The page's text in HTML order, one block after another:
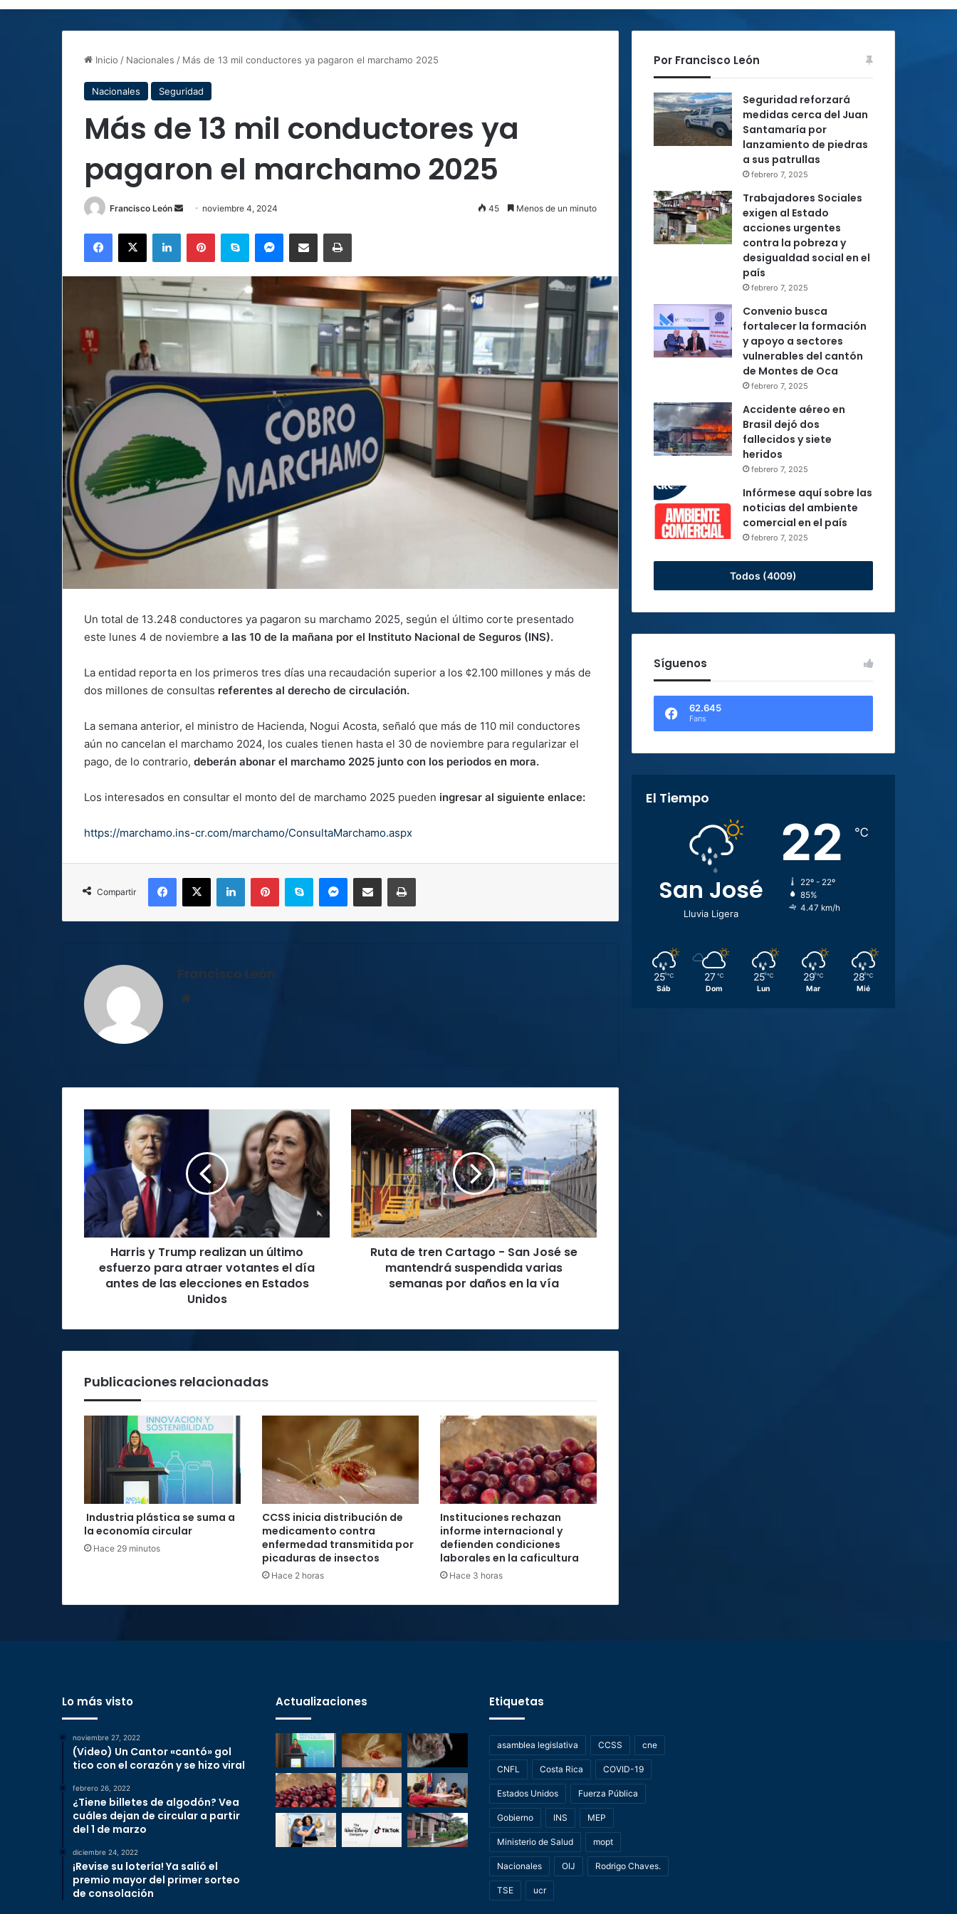
Inicio / Nacionales / Más de 13 mil conductores ya pagaron el marchamo 2025
Nacionales Seguridad
Más de 13 mil conductores ya
pagaron el marchamo 2025
Francisco León
Send
email
noviembre 4, 2024 45 Menos de un minuto
Facebook
X LinkedInPinterestSkype MessengerCompartir por correo electrónicoImprimir
Un total de 13.248 conductores ya pagaron su marchamo 2025, según el último corte presentado
este lunes 4 de noviembre a las 10 de la mañana por el Instituto Nacional de Seguros (INS).
La entidad reporta en los primeros tres días una recaudación superior a los ¢2.100 millones y más de
dos millones de consultas referentes al derecho de circulación.
La semana anterior, el ministro de Hacienda, Nogui Acosta, señaló que más de 110 mil conductores
aún no cancelan el marchamo 2024, los cuales tienen hasta el 30 de noviembre para regularizar el
pago, de lo contrario, deberán abonar el marchamo 2025 junto con los periodos en mora.
Los interesados en consultar el monto del de marchamo 2025 pueden ingresar al siguiente enlace:
https://marchamo.ins-cr.com/marchamo/ConsultaMarchamo.aspx
Compartir
Facebook
X LinkedInPinterestSkype MessengerCompartir por correo electrónicoImprimir
Francisco León
Harris
y
Trump
realizan
un
último
esfuerzo
para
atraer
votantes
en
Unidos
Harris y Trump realizan un último
esfuerzo para atraer votantes el día
antes de las elecciones en Estados
Unidos
Ruta
tren
Cartago
-
San
José
se
mantendrá
suspendida
vía
Ruta de tren Cartago - San José se
mantendrá suspendida varias
semanas por daños en la vía
Publicaciones relacionadas
Industria plástica se suma a
la economía circular
Hace 29 minutos
CCSS inicia distribución de
medicamento contra
enfermedad transmitida por
picaduras de insectos
Hace 2 horas
Instituciones rechazan
informe internacional y
defienden condiciones
laborales en la caficultura
Hace 3 horas
Por Francisco León
Seguridad reforzará
medidas cerca del Juan
Santamaría por
lanzamiento de piedras
a sus patrullas
febrero 7, 2025
Trabajadores Sociales
exigen al Estado
acciones urgentes
contra la pobreza y
desigualdad social en el
país
febrero 7, 2025
Convenio busca
fortalecer la formación
y apoyo a sectores
vulnerables del cantón
de Montes de Oca
febrero 7, 2025
Accidente aéreo en
Brasil dejó dos
fallecidos y siete
heridos
febrero 7, 2025
Infórmese aquí sobre las
noticias del ambiente
comercial en el país
febrero 7, 2025
Todos (4009)
Síguenos
62.645
Fans
El Tiempo
San José
Lluvia Ligera
22 ℃
22º - 22º
85%
4.47 km/h
25 ℃
Sáb
27 ℃
Dom
25 ℃
Lun
29 ℃
Mar
28 ℃
Mié
Lo más visto
noviembre 27, 2022
(Video) Un Cantor «cantó» gol
tico con el corazón y se hizo viral
febrero 26, 2022
¿Tiene billetes de algodón? Vea
cuáles dejan de circular a partir
del 1 de marzo
diciembre 24, 2022
¡Revise su lotería! Ya salió el
premio mayor del primer sorteo
de consolación
Actualizaciones Etiquetas
asamblea legislativa CCSS cne
CNFL Costa Rica COVID-19
Estados Unidos Fuerza Pública
Gobierno INS MEP
Ministerio de Salud mopt
Nacionales OIJ Rodrigo Chaves.
TSE ucr